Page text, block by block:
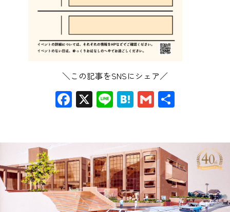
＼この記事をSNSにシェア／
Facebook
X LineHatena
Gmail